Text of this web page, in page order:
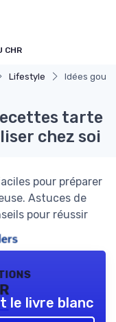
CHR
Lifestyle Idées
tarte
chez soi
pour préparer
Astuces de
pour réussir
le livre blanc